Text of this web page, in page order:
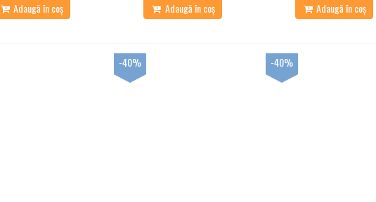
Adaugă în coș Adaugă în coș Adaugă în coș
-40% -40%